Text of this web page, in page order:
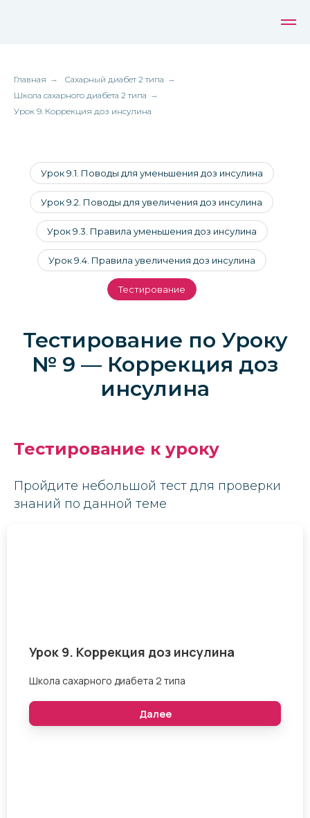
Главная → Сахарный диабет 2 типа →
Школа сахарного диабета 2 типа →
Урок 9. Коррекция доз инсулина
Урок 9.1. Поводы для уменьшения доз инсулина
Урок 9.2. Поводы для увеличения доз инсулина
Урок 9.3. Правила уменьшения доз инсулина
Урок 9.4. Правила увеличения доз инсулина
Тестирование
Тестирование по Уроку
№ 9 — Коррекция доз
инсулина
Тестирование к уроку
Пройдите небольшой тест для проверки
знаний по данной теме